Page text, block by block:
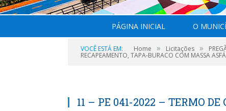
PÁGINA INICIAL O
VOCÊ ESTÁ EM: Home » Licitações »
RECAPEAMENTO, TAPA-BURACO COM MASSA
11 – PE 041-2022 – TERMO